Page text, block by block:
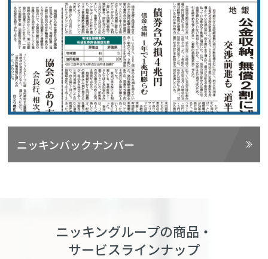
ニッキンバックナンバー
ニッキングループの商品・
サービスラインナップ